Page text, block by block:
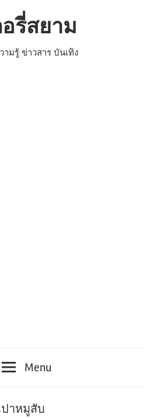
รี่สยาม
ามรู้ ข่าวสาร บันเทิง
Menu
ปาหมูสับ